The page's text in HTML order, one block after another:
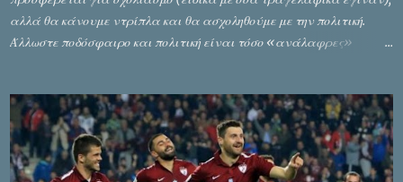
αλλά θα κάνουμε ντρίπλα και θα ασχοληθούμε με την πολιτική.
Άλλωστε ποδόσφαιρο και πολιτική είναι τόσο «ανάλαφρες»